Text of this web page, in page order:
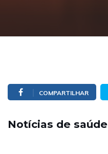
COMPARTILHAR
Notícias de saúde